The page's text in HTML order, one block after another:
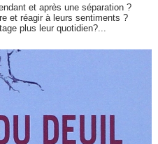
et après une séparation ?
et réagir à leurs sentiments ?
plus leur quotidien?...